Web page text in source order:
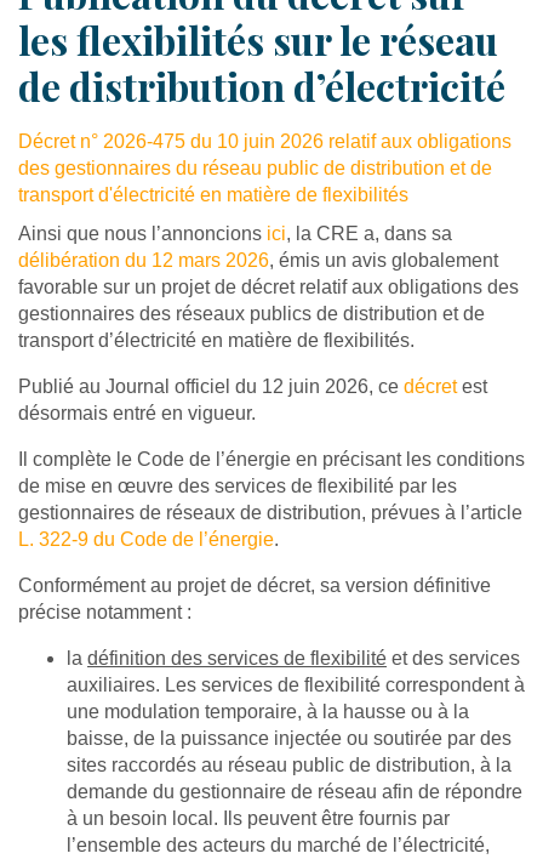
les flexibilités sur le réseau
de distribution d’électricité
Décret n° 2026-475 du 10 juin 2026 relatif aux obligations
des gestionnaires du réseau public de distribution et de
transport d'électricité en matière de flexibilités
Ainsi que nous l’annoncions ici, la CRE a, dans sa
délibération du 12 mars 2026, émis un avis globalement
favorable sur un projet de décret relatif aux obligations des
gestionnaires des réseaux publics de distribution et de
transport d’électricité en matière de flexibilités.
Publié au Journal officiel du 12 juin 2026, ce décretest
désormais entré en vigueur.
Il complète le Code de l’énergie en précisant les conditions
de mise en œuvre des services de flexibilité par les
gestionnaires de réseaux de distribution, prévues à l’article
L. 322-9 du Code de l’énergie.
Conformément au projet de décret, sa version définitive
précise notamment :
la définition des services de flexibilité et des services
auxiliaires. Les services de flexibilité correspondent à
une modulation temporaire, à la hausse ou à la
baisse, de la puissance injectée ou soutirée par des
sites raccordés au réseau public de distribution, à la
demande du gestionnaire de réseau afin de répondre
à un besoin local. Ils peuvent être fournis par
l’ensemble des acteurs du marché de l’électricité,